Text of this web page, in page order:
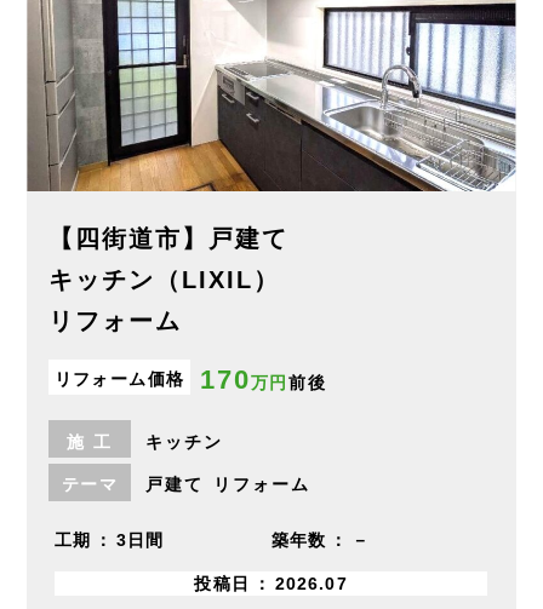
【四街道市】戸建て
キッチン（LIXIL）
リフォーム
リフォーム価格 170万円前後
施 工 キッチン
テーマ 戸建て リフォーム
工期 3日間 築年数 －
投稿日 2026.07